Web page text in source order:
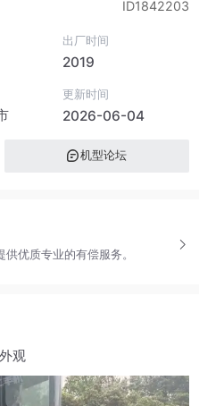
ID1842203
出厂时间
2019
更新时间
2026-06-04
机型论坛
优质专业的有偿服务。
观